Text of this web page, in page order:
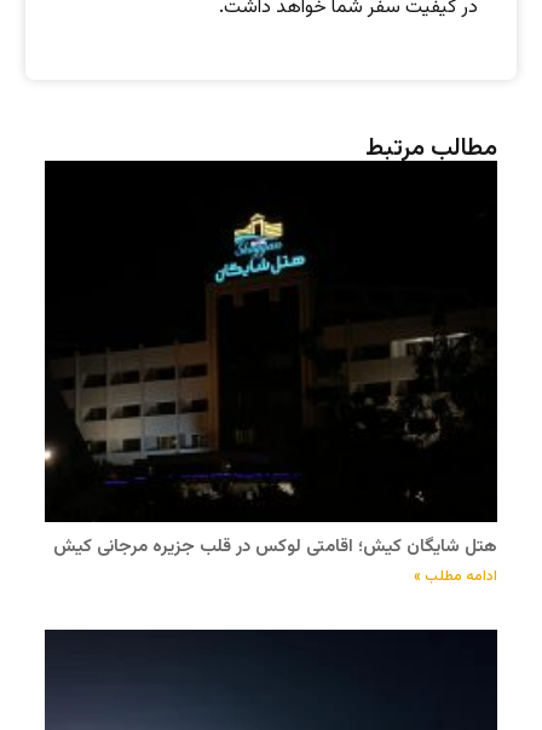
در کیفیت سفر شما خواهد داشت.
مطالب مرتبط
هتل شایگان کیش؛ اقامتی لوکس در قلب جزیره مرجانی کیش
ادامه مطلب »